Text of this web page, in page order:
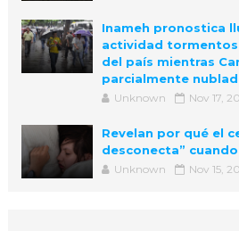
Inameh pronostica
actividad
del país mientras
parcialmente
Unknown Nov 17,
Revelan por qué el
desconecta”
Unknown Nov 15,